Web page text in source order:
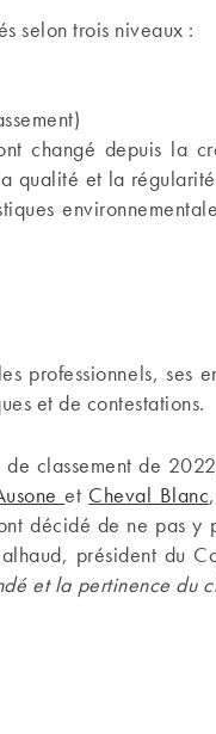
selon trois niveaux :
changé depuis la
qualité et la
professionnels, ses
et de contestations.
de classement de
et Cheval Blanc
décidé de ne pas y
président du
et la pertinence du